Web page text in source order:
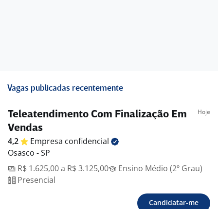
Vagas publicadas recentemente
Teleatendimento Com Finalização Em
Vendas
Hoje
4,2 Empresa confidencial
Osasco - SP
R$ 1.625,00 a R$ 3.125,00
Ensino Médio (2º Grau)
Presencial
Candidatar-me